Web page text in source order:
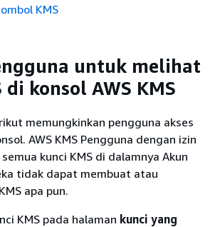
KMS
untuk melihat
di konsol AWS KMS
memungkinkan pengguna akses
AWS KMS Pengguna dengan izin
kunci KMS di dalamnya Akun
tidak dapat membuat atau
apa pun.
KMS pada halaman kunci yang